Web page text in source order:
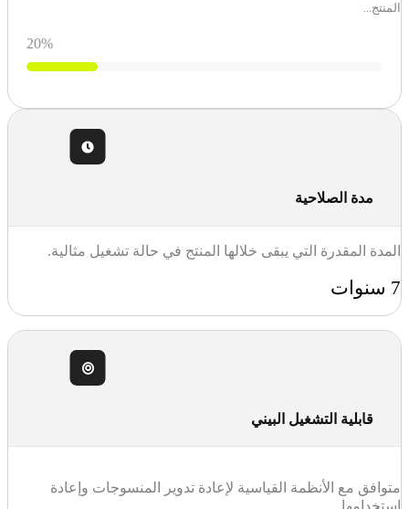
المنتج...
20%
مدة الصلاحية
المدة المقدرة التي يبقى خلالها المنتج في حالة تشغيل مثالية.
7 سنوات
قابلية التشغيل البيني
متوافق مع الأنظمة القياسية لإعادة تدوير المنسوجات وإعادة